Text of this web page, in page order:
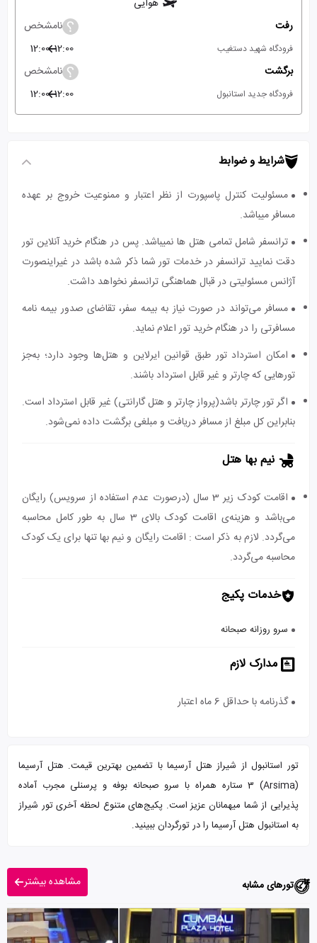
هوایی
رفت
نامشخص
فرودگاه شهید دستغیب 12:00
12:00
برگشت
نامشخص
فرودگاه جدید استانبول 12:00
12:00
شرایط و ضوابط
مسئولیت کنترل پاسپورت از نظر اعتبار و ممنوعیت خروج بر عهده
مسافر میباشد.
ترانسفر شامل تمامی هتل ها نمیباشد. پس در هنگام خرید آنلاین تور
دقت نمایید ترانسفر در خدمات تور شما ذکر شده باشد در غیراینصورت
آژانس مسئولیتی در قبال هماهنگی ترانسفر نخواهد داشت.
مسافر می‌تواند در صورت نیاز به بیمه سفر، تقاضای صدور بیمه نامه
مسافرتی را در هنگام خرید تور اعلام نماید.
امکان استرداد تور طبق قوانین ایرلاین و هتل‌ها وجود دارد؛ به‌جز
تورهایی که چارتر و غیر قابل استرداد باشند.
اگر تور چارتر باشد(پرواز چارتر و هتل گارانتی) غیر قابل استرداد است.
بنابراین کل مبلغ از مسافر دریافت و مبلغی برگشت داده نمی‌شود.
نیم بها هتل
اقامت کودک زیر 3 سال (درصورت عدم استفاده از سرویس) رایگان
می‌باشد و هزینه‌ی اقامت کودک بالای 3 سال به طور کامل محاسبه
می‌گردد. لازم به ذکر است : اقامت رایگان و نیم بها تنها برای یک کودک
محاسبه می‌گردد.
خدمات پکیج
سرو روزانه صبحانه
مدارک لازم
گذرنامه با حداقل 6 ماه اعتبار
تور استانبول از شیراز هتل آرسیما با تضمین بهترین قیمت. هتل آرسیما
(Arsima) 3 ستاره همراه با سرو صبحانه بوفه و پرسنلی مجرب آماده
پذیرایی از شما میهمانان عزیز است. پکیج‌های متنوع لحظه آخری تور شیراز
به استانبول هتل آرسیما را در تورگردان ببینید.
تورهای مشابه مشاهده بیشتر